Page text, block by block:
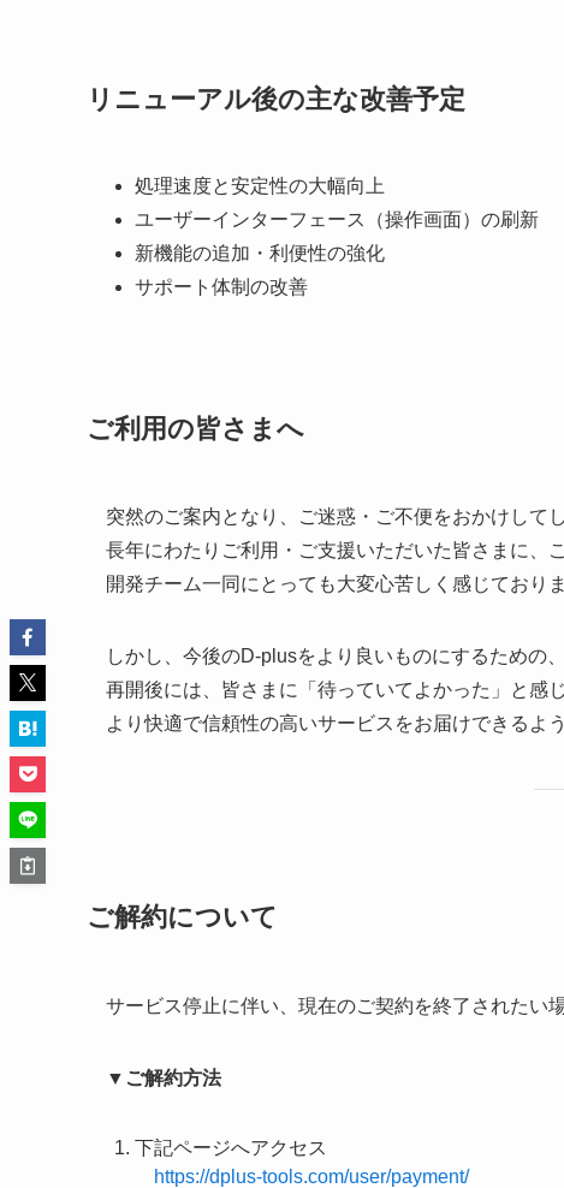
リニューアル後の主な改善予定
処理速度と安定性の大幅向上
ユーザーインターフェース（操作画面）の刷新
新機能の追加・利便性の強化
サポート体制の改善
ご利用の皆さまへ
突然のご案内となり、ご迷惑・ご不便をおかけして
長年にわたりご利用・ご支援いただいた皆さまに、
開発チーム一同にとっても大変心苦しく感じておりま
しかし、今後のD-plusをより良いものにするための、
再開後には、皆さまに「待っていてよかった」と感
より快適で信頼性の高いサービスをお届けできるよ
ご解約について
サービス停止に伴い、現在のご契約を終了されたい
▼ご解約方法
下記ページへアクセス
https://dplus-tools.com/user/payment/